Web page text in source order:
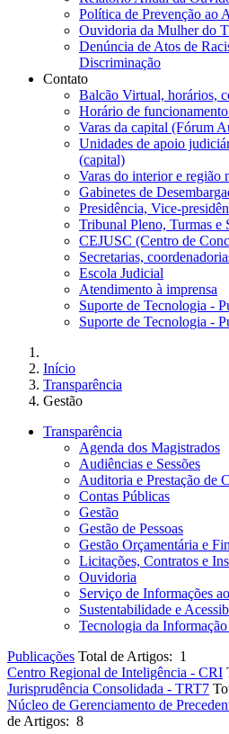
Política de Prevenção ao
Ouvidoria da Mulher do
Denúncia de Atos de
Discriminação
Contato
Balcão Virtual, horários,
Horário de
Varas da capital (Fórum
Unidades de apoio
(capital)
Varas do interior e região
Gabinetes de
Presidência, Vice-
Tribunal Pleno, Turmas e
CEJUSC (Centro de
Secretarias,
Escola Judicial
Atendimento à imprensa
Suporte de Tecnologia -
Suporte de Tecnologia -
Início
Transparência
Gestão
Transparência
Agenda dos Magistrados
Audiências e Sessões
Auditoria e Prestação de
Contas Públicas
Gestão
Gestão de Pessoas
Gestão Orçamentária e
Licitações, Contratos e
Ouvidoria
Serviço de Informações
Sustentabilidade e
Tecnologia da
Publicações Total de Artigos: 1
Centro Regional de Inteligência - CRI
Jurisprudência Consolidada - TRT7
Núcleo de Gerenciamento de
de Artigos: 8